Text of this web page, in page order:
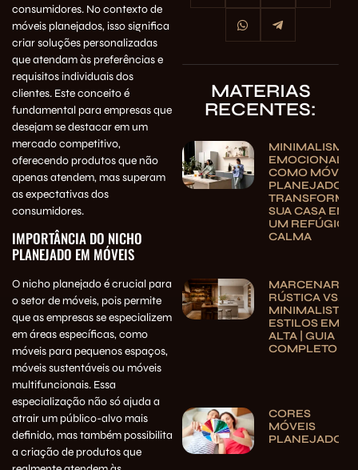
consumidores. No contexto de
móveis planejados, isso significa
criar soluções personalizadas
que atendam às preferências e
requisitos individuais dos
clientes. Este conceito é
fundamental para empresas que
desejam se destacar em um
mercado competitivo,
oferecendo produtos que não
apenas atendem, mas superam
as expectativas dos
consumidores.
IMPORTÂNCIA DO NICHO
PLANEJADO EM MÓVEIS
O nicho planejado é crucial para
o setor de móveis, pois permite
que as empresas se especializem
em áreas específicas, como
móveis para pequenos espaços,
móveis sustentáveis ou móveis
multifuncionais. Essa
especialização não só ajuda a
atrair um público-alvo mais
definido, mas também possibilita
a criação de produtos que
MATERIAS
RECENTES:
MINIMALISMO
EMOCIONAL:
COMO MÓVEIS
PLANEJADOS
SUA CASA EM
UM REFÚGIO
CALMA
MARCENARIA
RÚSTICA VS.
MINIMALISTA:
ESTILOS EM
ALTA | GUIA
COMPLETO
CORES
MÓVEIS
PLANEJADOS